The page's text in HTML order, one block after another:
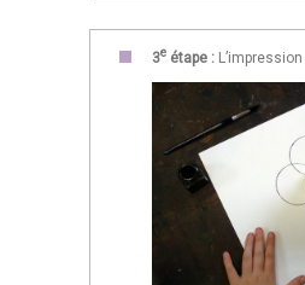
3e étape : L’impression